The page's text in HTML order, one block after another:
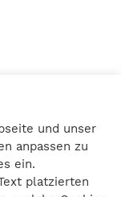
und unser
anpassen zu
ein.
platzierten